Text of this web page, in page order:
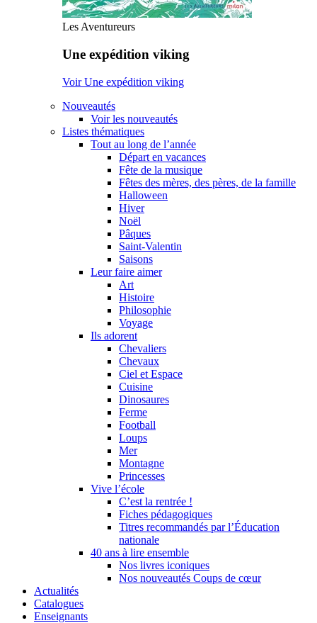
Les Aventureurs
Une expédition viking
Voir Une expédition viking
Nouveautés
Voir les nouveautés
Listes thématiques
Tout au long de l’année
Départ en vacances
Fête de la musique
Fêtes des mères, des pères, de la famille
Halloween
Hiver
Noël
Pâques
Saint-Valentin
Saisons
Leur faire aimer
Art
Histoire
Philosophie
Voyage
Ils adorent
Chevaliers
Chevaux
Ciel et Espace
Cuisine
Dinosaures
Ferme
Football
Loups
Mer
Montagne
Princesses
Vive l’école
C’est la rentrée !
Fiches pédagogiques
Titres recommandés par l’Éducation
nationale
40 ans à lire ensemble
Nos livres iconiques
Nos nouveautés Coups de cœur
Actualités
Catalogues
Enseignants